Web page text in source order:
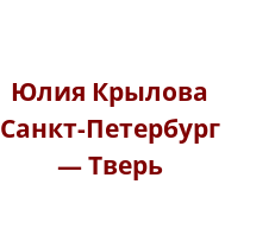
Юлия Крылова
Санкт-Петербург
— Тверь